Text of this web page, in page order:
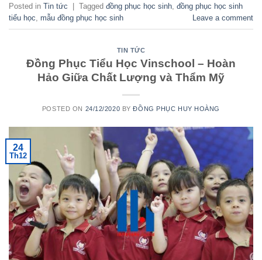
Posted in Tin tức Tagged đồng phục học sinh, đồng phục học sinh
tiểu học, mẫu đồng phục học sinh Leave a comment
TIN TỨC
Đồng Phục Tiểu Học Vinschool – Hoàn
Hảo Giữa Chất Lượng và Thẩm Mỹ
POSTED ON 24/12/2020 BYĐỒNG PHỤC HUY HOÀNG
24
Th12